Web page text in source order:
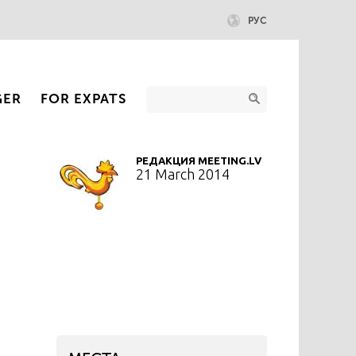
РУС
FOR EXPATS
РЕДАКЦИЯ MEETING.LV
21 March 2014